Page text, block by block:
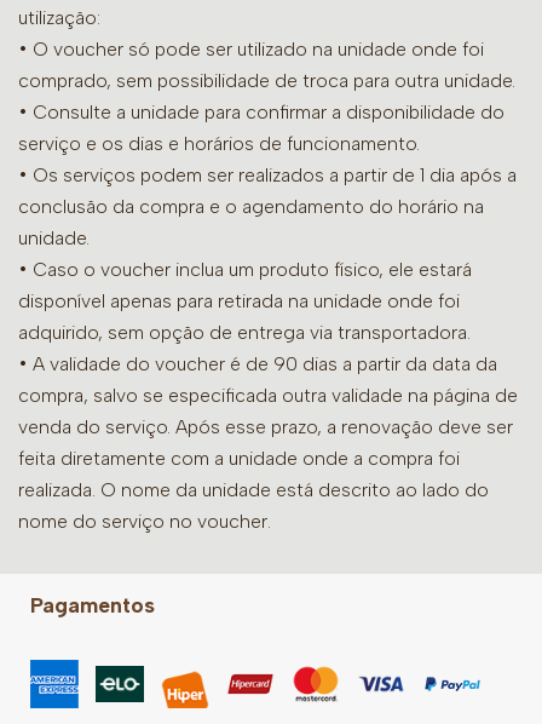
utilização:
• O voucher só pode ser utilizado na unidade onde foi
comprado, sem possibilidade de troca para outra unidade.
• Consulte a unidade para confirmar a disponibilidade do
serviço e os dias e horários de funcionamento.
• Os serviços podem ser realizados a partir de 1 dia após a
conclusão da compra e o agendamento do horário na
unidade.
• Caso o voucher inclua um produto físico, ele estará
disponível apenas para retirada na unidade onde foi
adquirido, sem opção de entrega via transportadora.
• A validade do voucher é de 90 dias a partir da data da
compra, salvo se especificada outra validade na página de
venda do serviço. Após esse prazo, a renovação deve ser
feita diretamente com a unidade onde a compra foi
realizada. O nome da unidade está descrito ao lado do
nome do serviço no voucher.
Pagamentos